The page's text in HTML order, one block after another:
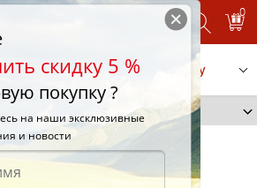
0
Заказать услугу
скидку 5 %
покупку ?
на наши эксклюзивные
и новости